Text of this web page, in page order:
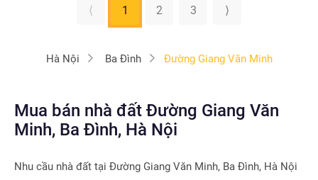
⟨ 1 2 3 ⟩
Hà Nội Ba Đình Đường Giang Văn Minh
Mua bán nhà đất Đường Giang Văn
Minh, Ba Đình, Hà Nội
Nhu cầu nhà đất tại Đường Giang Văn Minh, Ba Đình, Hà Nội